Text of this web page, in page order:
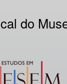
do